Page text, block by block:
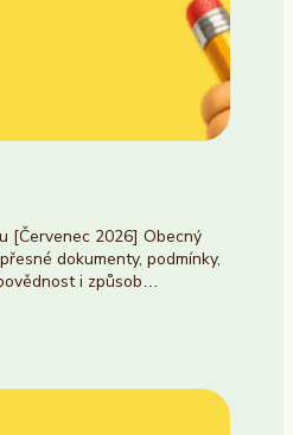
[Červenec 2026] Obecný
dokumenty, podmínky,
i způsob…